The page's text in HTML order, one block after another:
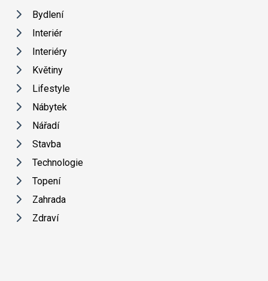
Bydlení
Interiér
Interiéry
Květiny
Lifestyle
Nábytek
Nářadí
Stavba
Technologie
Topení
Zahrada
Zdraví